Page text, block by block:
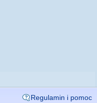
Regulamin i pomoc